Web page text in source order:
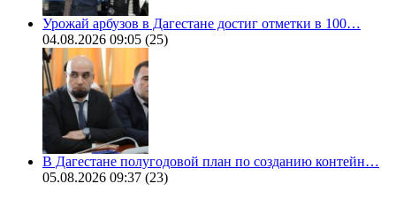
Урожай арбузов в Дагестане достиг отметки в 100…
04.08.2026 09:05 (25)
В Дагестане полугодовой план по созданию контейн…
05.08.2026 09:37 (23)